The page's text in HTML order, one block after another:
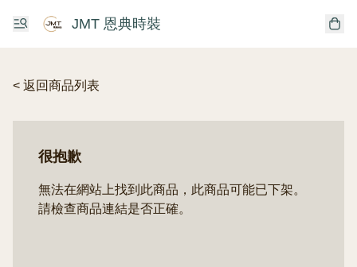
JMT 恩典時裝
< 返回商品列表
很抱歉
無法在網站上找到此商品，此商品可能已下架。
請檢查商品連結是否正確。